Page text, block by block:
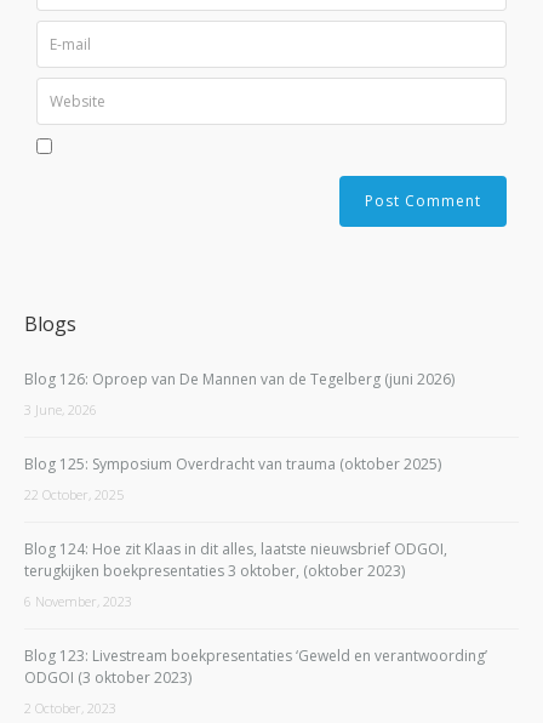
Blogs
Blog 126: Oproep van De Mannen van de Tegelberg (juni 2026)
3 June, 2026
Blog 125: Symposium Overdracht van trauma (oktober 2025)
22 October, 2025
Blog 124: Hoe zit Klaas in dit alles, laatste nieuwsbrief ODGOI,
terugkijken boekpresentaties 3 oktober, (oktober 2023)
6 November, 2023
Blog 123: Livestream boekpresentaties ‘Geweld en verantwoording’
ODGOI (3 oktober 2023)
2 October, 2023